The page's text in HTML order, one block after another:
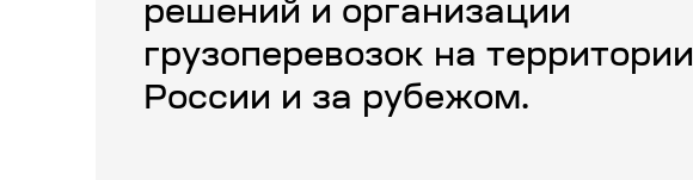
решений и организации
грузоперевозок на территории
России и за рубежом.